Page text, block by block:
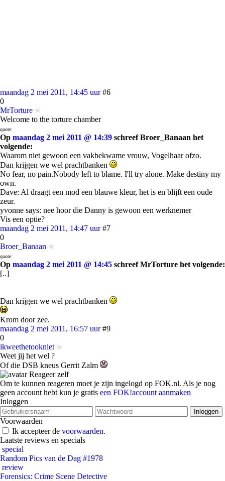
maandag 2 mei 2011, 14:45 uur #6
0
MrTorture
Welcome to the torture chamber
quote:
Op maandag 2 mei 2011 @ 14:39 schreef Broer_Banaan het
volgende:
Waarom niet gewoon een vakbekwame vrouw, Vogelhaar ofzo.
Dan krijgen we wel prachtbanken
No fear, no pain.Nobody left to blame. I'll try alone. Make destiny my
own.
Dave: Al draagt een mod een blauwe kleur, het is en blijft een oude
zeur.
yvonne says: nee hoor die Danny is gewoon een werknemer
Vis een optie?
maandag 2 mei 2011, 14:47 uur #7
0
Broer_Banaan
quote:
Op maandag 2 mei 2011 @ 14:45 schreef MrTorture het volgende:
[..]
Dan krijgen we wel prachtbanken
Krom door zee.
maandag 2 mei 2011, 16:57 uur #9
0
ikweethetookniet
Weet jij het wel ?
Of die DSB kneus Gerrit Zalm
Reageer zelf
Om te kunnen reageren moet je zijn ingelogd op FOK.nl. Als je nog
geen account hebt kun je gratis een FOK!account aanmaken
Inloggen
Voorwaarden
Ik accepteer de voorwaarden.
Laatste reviews en specials
special
Random Pics van de Dag #1978
review
Forensics: Crime Scene Detective